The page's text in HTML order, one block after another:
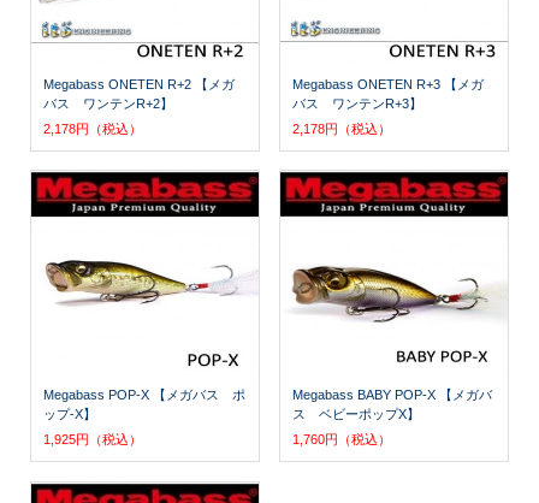
Megabass ONETEN R+2 【メガ
バス ワンテンR+2】
2,178円（税込）
Megabass ONETEN R+3 【メガ
バス ワンテンR+3】
2,178円（税込）
Megabass POP-X 【メガバス ポ
ップ-X】
1,925円（税込）
Megabass BABY POP-X 【メガバ
ス ベビーポップX】
1,760円（税込）